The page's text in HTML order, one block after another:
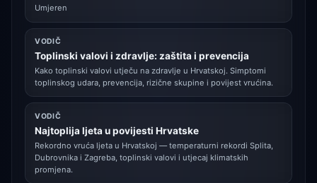
Umjeren
VODIČ
Toplinski valovi i zdravlje: zaštita i prevencija
Kako toplinski valovi utječu na zdravlje u Hrvatskoj. Simptomi
toplinskog udara, prevencija, rizične skupine i povijest vrućina.
VODIČ
Najtoplija ljeta u povijesti Hrvatske
Rekordno vruća ljeta u Hrvatskoj — temperaturni rekordi Splita,
Dubrovnika i Zagreba, toplinski valovi i utjecaj klimatskih
promjena.